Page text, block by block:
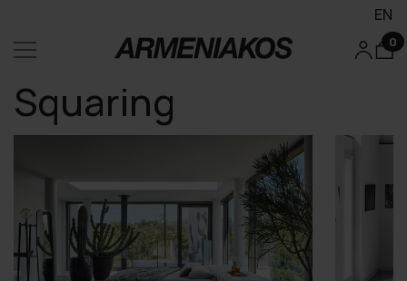
EN
0
Squaring